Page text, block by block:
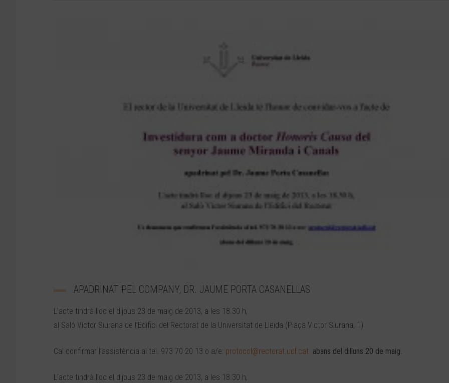
APADRINAT PEL COMPANY, DR. JAUME PORTA CASANELLAS
L’acte tindrà lloc el dijous 23 de maig de 2013, a les 18.30 h,
al Saló Víctor Siurana de l’Edifici del Rectorat de la Universitat de Lleida (Plaça Victor Siurana, 1)
Cal confirmar l’assistència al tel. 973 70 20 13 o a/e: protocol@rectorat.udl.cat abans del dilluns 20 de maig.
L’acte tindrà lloc el dijous 23 de maig de 2013, a les 18.30 h,